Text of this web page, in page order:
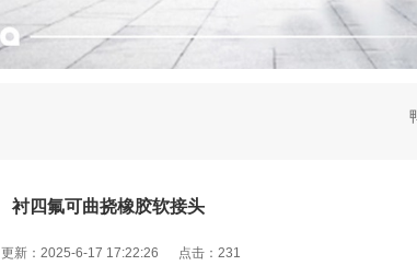
衬四氟可曲挠橡胶软接头
更新：2025-6-17 17:22:26 点击： 231